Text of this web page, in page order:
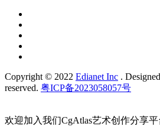
Copyright © 2022 Edianet Inc .
reserved. 粤ICP备2023058057号
欢迎加入我们CgAtlas艺术创作分享